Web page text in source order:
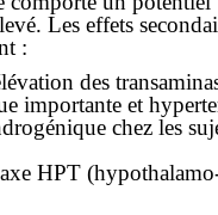
Les effets
:
des
importante et
chez les
HPT